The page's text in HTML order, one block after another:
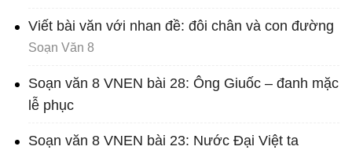
Viết bài văn với nhan đề: đôi chân và con đường
Soạn Văn 8
Soạn văn 8 VNEN bài 28: Ông Giuốc – đanh mặc
lễ phục
Soạn văn 8 VNEN bài 23: Nước Đại Việt ta